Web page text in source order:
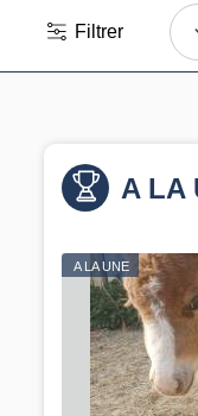
Filtrer
A LA
A LA UNE